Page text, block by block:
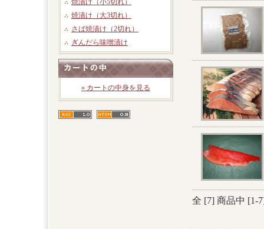
焼漬け（小5切れ）
焼漬け（大3切れ）
さば焼漬け（2切れ）
ぎんだら味噌漬け
» カートの中身を見る
全 [7] 商品中 [1-7